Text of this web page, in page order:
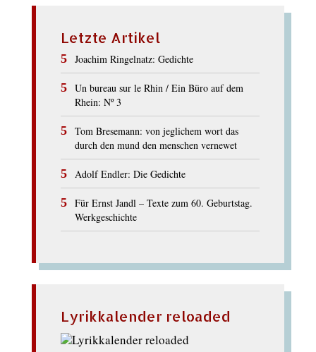
Letzte Artikel
Joachim Ringelnatz: Gedichte
Un bureau sur le Rhin / Ein Büro auf dem
Rhein: Nº 3
Tom Bresemann: von jeglichem wort das
durch den mund den menschen vernewet
Adolf Endler: Die Gedichte
Für Ernst Jandl – Texte zum 60. Geburtstag.
Werkgeschichte
Lyrikkalender reloaded